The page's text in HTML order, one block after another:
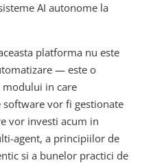
AI autonome la
platforma nu este
— este o
in care
vor fi gestionate
vor investi acum in
agent, a principiilor de
si a bunelor practici de